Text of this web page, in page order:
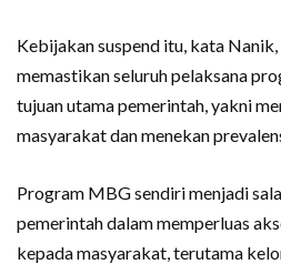
Kebijakan suspend itu, kata
memastikan seluruh pelaksana
tujuan utama pemerintah, yakni
masyarakat dan menekan
Program MBG sendiri menjadi
pemerintah dalam memperluas
kepada masyarakat, terutama